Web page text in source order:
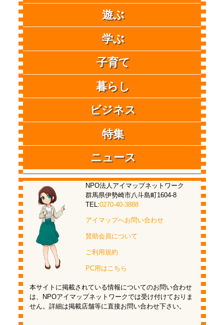
遊ぶ
学ぶ
子育て
暮らし
ビジネス
特集
ニュース
NPO法人アイマップネットワーク
群馬県伊勢崎市八斗島町1604-8
TEL:0270-40-3888
アイマップへお問い合わせ
賛助会員について
ご利用規約
PC用はこちら
本サイトに掲載されている情報についてのお問い合わせ
は、NPOアイマップネットワークでは受け付けておりま
せん。詳細は掲載店舗等に直接お問い合わせ下さい。